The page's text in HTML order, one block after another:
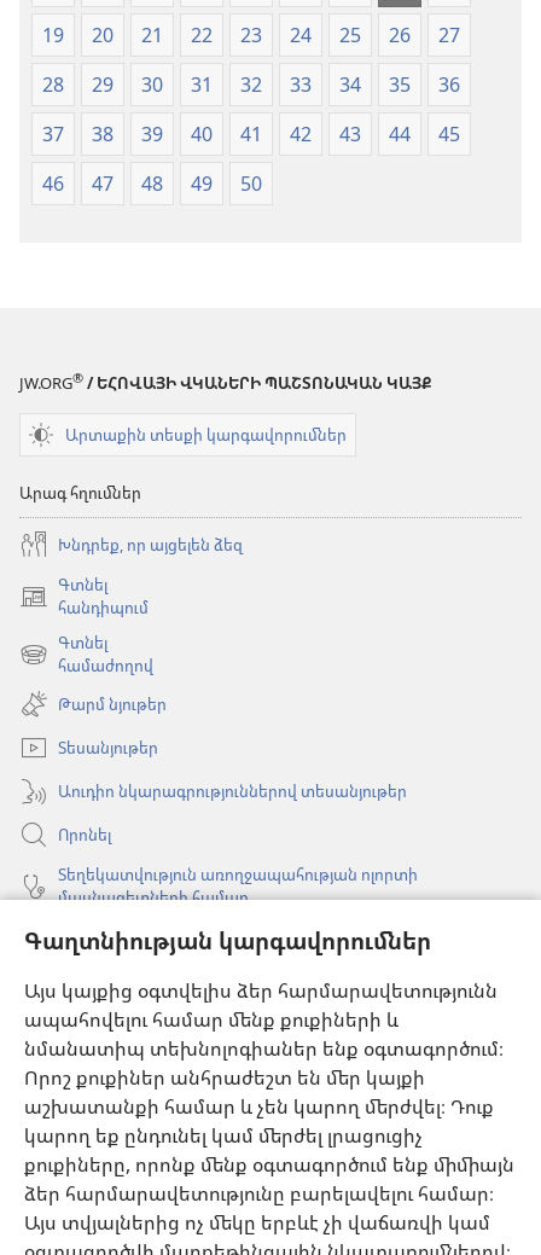
Գաղտնիության կարգավորումներ
Այս կայքից օգտվելիս ձեր հարմարավետությունն
ապահովելու համար մենք քուքիների և
նմանատիպ տեխնոլոգիաներ ենք օգտագործում։
Որոշ քուքիներ անհրաժեշտ են մեր կայքի
աշխատանքի համար և չեն կարող մերժվել։ Դուք
կարող եք ընդունել կամ մերժել լրացուցիչ
քուքիները, որոնք մենք օգտագործում ենք միմիայն
ձեր հարմարավետությունը բարելավելու համար։
Այս տվյալներից ոչ մեկը երբևէ չի վաճառվի կամ
19
20 21 22 23 24 25 26
27
28
29 30 31 32 33 34 35
36
37
38 39 40 41 42 43 44
45
46
47 48 49 50
JW.ORG® / ԵՀՈՎԱՅԻ ՎԿԱՆԵՐԻ ՊԱՇՏՈՆԱԿԱՆ ԿԱՅՔ
Արտաքին տեսքի կարգավորումներ
Արագ հղումներ
Խնդրեք, որ այցելեն ձեզ
Գտնել
հանդիպում
(բացվում
նոր
պատուհան)
Գտնել
համաժողով
(բացվում
նոր
պատուհան)
Թարմ նյութեր
Տեսանյութեր
Աուդիո նկարագրություններով տեսանյութեր
Որոնել
Տեղեկատվություն առողջապահության ոլորտի
մասնագետների համար
Գլոբալ հաղորդակցություն
Օգնություն
Նվիրատվություններ
(բացվում
է
նոր
պատուհան)
Դիտարանի ՕՆԼԱՅՆ ԳՐԱԴԱՐԱՆ
(բացվում
է
նոր
պատուհան)
JW Hub
(բացվում
է
նոր
պատուհան)
JW Library® հավելված